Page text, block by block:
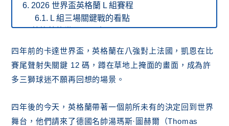
2026 世界盃英格蘭 L 組賽程
L 組三場關鍵戰的看點
英格蘭的世界盃歷史
「60 年冠軍荒」的紀錄壓力
英格蘭國家隊歷屆射手紀錄
結論：英格蘭這次有機會嗎？
四年前的卡達世界盃，英格蘭在八強對上法國，凱恩在比
賽尾聲射失關鍵 12 碼，蹲在草地上掩面的畫面，成為許
多三獅球迷不願再回想的場景。
四年後的今天，英格蘭帶著一個前所未有的決定回到世界
舞台，他們請來了德國名帥湯瑪斯·圖赫爾（Thomas